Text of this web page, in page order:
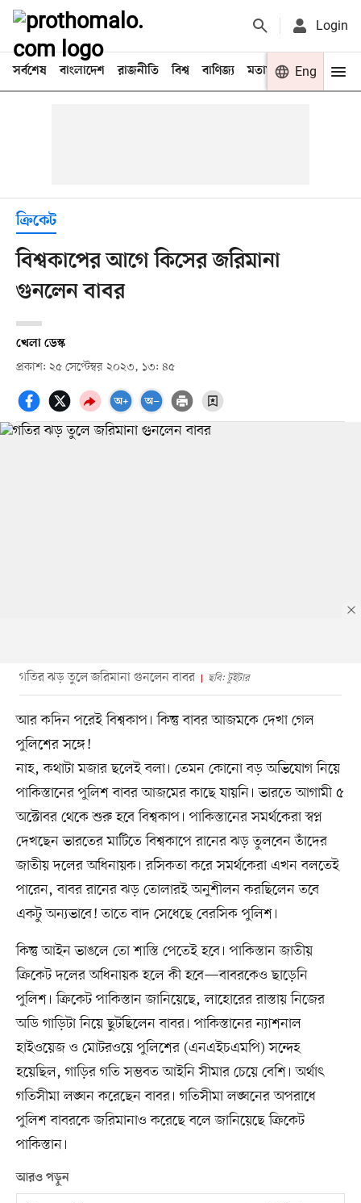
Login
সর্বশেষ বাংলাদেশ রাজনীতি বিশ্ব বাণিজ্য মতামত খেলা
Eng
ক্রিকেট
বিশ্বকাপের আগে কিসের জরিমানা
গুনলেন বাবর
খেলা ডেস্ক
প্রকাশ: ২৫ সেপ্টেম্বর ২০২৩, ১৩: ৪৫
গতির ঝড় তুলে জরিমানা গুনলেন বাবর ছবি: টুইটার
আর কদিন পরেই বিশ্বকাপ। কিন্তু বাবর আজমকে দেখা গেল
পুলিশের সঙ্গে!
নাহ, কথাটা মজার ছলেই বলা। তেমন কোনো বড় অভিযোগ নিয়ে
পাকিস্তানের পুলিশ বাবর আজমের কাছে যায়নি। ভারতে আগামী ৫
অক্টোবর থেকে শুরু হবে বিশ্বকাপ। পাকিস্তানের সমর্থকেরা স্বপ্ন
দেখছেন ভারতের মাটিতে বিশ্বকাপে রানের ঝড় তুলবেন তাঁদের
জাতীয় দলের অধিনায়ক। রসিকতা করে সমর্থকেরা এখন বলতেই
পারেন, বাবর রানের ঝড় তোলারই অনুশীলন করছিলেন তবে
একটু অন্যভাবে! তাতে বাদ সেধেছে বেরসিক পুলিশ।
কিন্তু আইন ভাঙলে তো শাস্তি পেতেই হবে। পাকিস্তান জাতীয়
ক্রিকেট দলের অধিনায়ক হলে কী হবে—বাবরকেও ছাড়েনি
পুলিশ। ক্রিকেট পাকিস্তান জানিয়েছে, লাহোরের রাস্তায় নিজের
অডি গাড়িটা নিয়ে ছুটছিলেন বাবর। পাকিস্তানের ন্যাশনাল
হাইওয়েজ ও মোটরওয়ে পুলিশের (এনএইচএমপি) সন্দেহ
হয়েছিল, গাড়ির গতি সম্ভবত আইনি সীমার চেয়ে বেশি। অর্থাৎ
গতিসীমা লঙ্ঘন করেছেন বাবর। গতিসীমা লঙ্ঘনের অপরাধে
পুলিশ বাবরকে জরিমানাও করেছে বলে জানিয়েছে ক্রিকেট
পাকিস্তান।
আরও পড়ুন